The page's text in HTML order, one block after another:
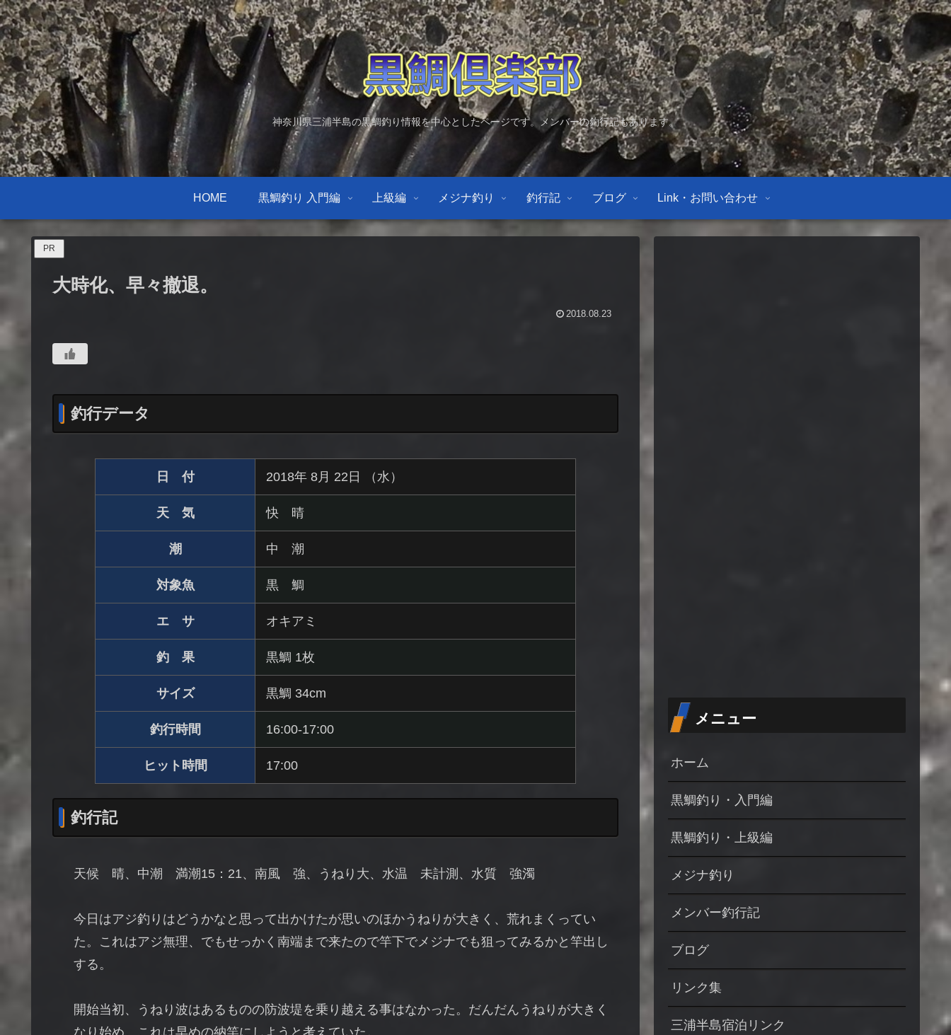
神奈川県三浦半島の黒鯛釣り情報を中心としたページです。メンバーの釣行記もあります。
HOME 黒鯛釣り 入門編 上級編 メジナ釣り 釣行記 ブログ Link・お問い合わせ
PR
大時化、早々撤退。
2018.08.23
釣行データ
日 付 2018年 8月 22日 （水）
天 気 快 晴
潮 中 潮
対象魚 黒 鯛
エ サ オキアミ
釣 果 黒鯛 1枚
サイズ 黒鯛 34cm
釣行時間 16:00-17:00
ヒット時間 17:00
釣行記
天候 晴、中潮 満潮15：21、南風 強、うねり大、水温 未計測、水質 強濁
今日はアジ釣りはどうかなと思って出かけたが思いのほかうねりが大きく、荒れまくってい
た。これはアジ無理、でもせっかく南端まで来たので竿下でメジナでも狙ってみるかと竿出し
する。
開始当初、うねり波はあるものの防波堤を乗り越える事はなかった。だんだんうねりが大きく
メニュー
ホーム
黒鯛釣り・入門編
黒鯛釣り・上級編
メジナ釣り
メンバー釣行記
ブログ
リンク集
三浦半島宿泊リンク